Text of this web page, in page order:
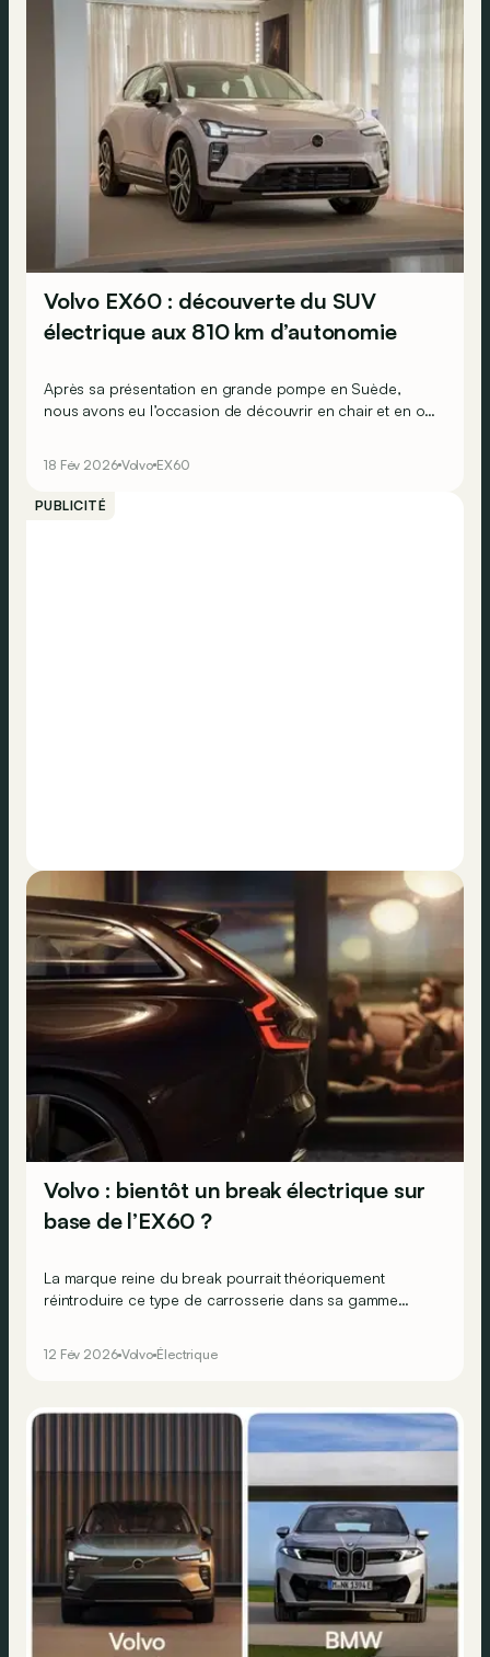
Volvo EX60 : découverte du SUV
électrique aux 810 km d’autonomie
Après sa présentation en grande pompe en Suède,
nous avons eu l’occasion de découvrir en chair et en os
18 Fév 2026 Volvo EX60
PUBLICITÉ
Volvo : bientôt un break électrique sur
base de l’EX60 ?
La marque reine du break pourrait théoriquement
réintroduire ce type de carrosserie dans sa gamme
12 Fév 2026 Volvo Électrique